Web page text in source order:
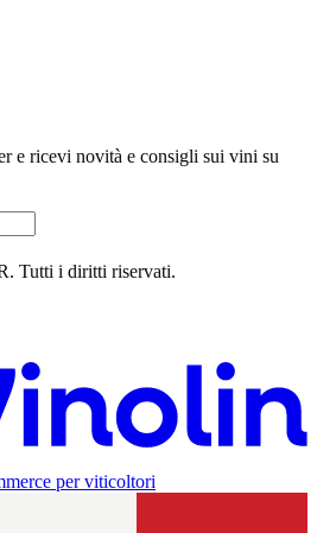
e ricevi novità e consigli sui vini su
. Tutti i diritti riservati.
per viticoltori